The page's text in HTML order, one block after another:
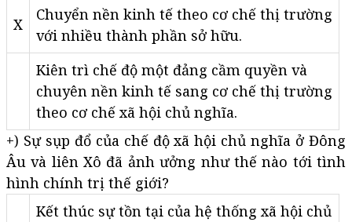
X
Chuyển nền kinh tế theo cơ chế thị trường
với nhiều thành phần sở hữu.
Kiên trì chế độ một đảng cầm quyền và
chuyên nền kinh tế sang cơ chế thị trường
theo cơ chế xã hội chủ nghĩa.
+) Sự sụp đổ của chế độ xã hội chủ nghĩa ở Đông
Âu và liên Xô đã ảnh ưởng như thế nào tới tình
hình chính trị thế giới?
Kết thúc sự tồn tại của hệ thống xã hội chủ